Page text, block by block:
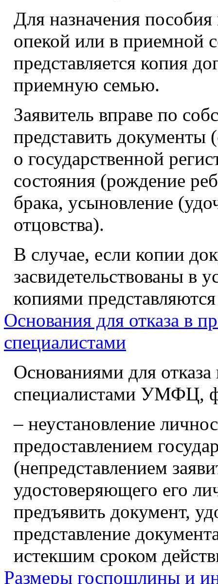
Для назначения
опекой или в приемной
представляется копия
приемную семью.
Заявитель вправе по
представить документы
о государственной
состояния (рождение
брака, усыновление
отцовства).
В случае, если копии
засвидетельствованы в
копиями
Основания для отказа в
специалистами
Основаниями для
специалистами УМФЦ,
– неустановление
предоставлением
(непредставлением
удостоверяющего его
предъявить документ,
представление
истекшим сроком
Размеры госпошлины и